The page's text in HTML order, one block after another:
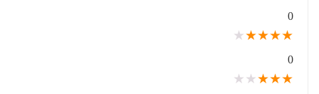
0
★
★
★
★
★
0
★
★
★
★
★